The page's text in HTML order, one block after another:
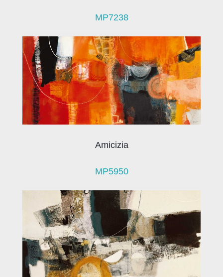
MP7238
Amicizia
MP5950